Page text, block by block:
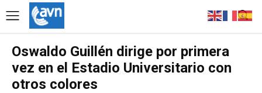
Oswaldo Guillén dirige por primera
vez en el Estadio Universitario con
otros colores